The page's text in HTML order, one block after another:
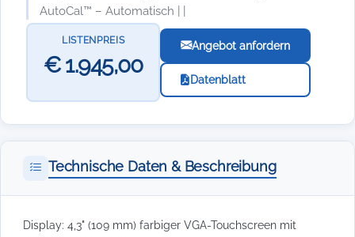
AutoCal™ – Automatisch | |
LISTENPREIS
€ 1.945,00
Angebot anfordern
Datenblatt
Technische Daten & Beschreibung
Display: 4,3" (109 mm) farbiger VGA-Touchscreen mit